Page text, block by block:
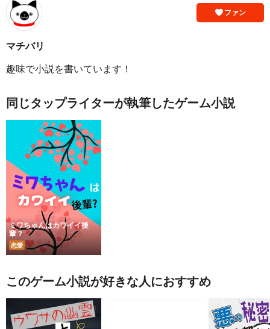
ファン
マチバリ
趣味で小説を書いています！
同じタップライターが執筆したゲーム小説
ミワちゃんはカワイイ後
輩？
恋愛
このゲーム小説が好きな人におすすめ